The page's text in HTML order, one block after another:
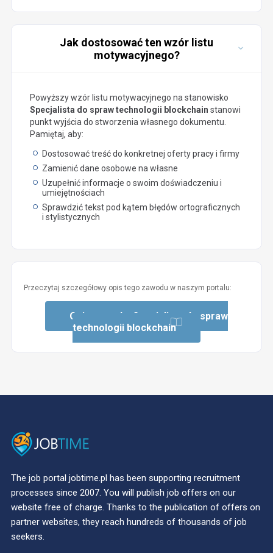
Jak dostosować ten wzór listu
motywacyjnego?
Powyższy wzór listu motywacyjnego na stanowisko
Specjalista do spraw technologii blockchain stanowi
punkt wyjścia do stworzenia własnego dokumentu.
Pamiętaj, aby:
Dostosować treść do konkretnej oferty pracy i firmy
Zamienić dane osobowe na własne
Uzupełnić informacje o swoim doświadczeniu i
umiejętnościach
Sprawdzić tekst pod kątem błędów ortograficznych
i stylistycznych
Przeczytaj szczegółowy opis tego zawodu w naszym portalu:
Opis zawodu: Specjalista do spraw
technologii blockchain
The job portal jobtime.pl has been supporting recruitment
processes since 2007. You will publish job offers on our
website free of charge. Thanks to the publication of offers on
partner websites, they reach hundreds of thousands of job
seekers.